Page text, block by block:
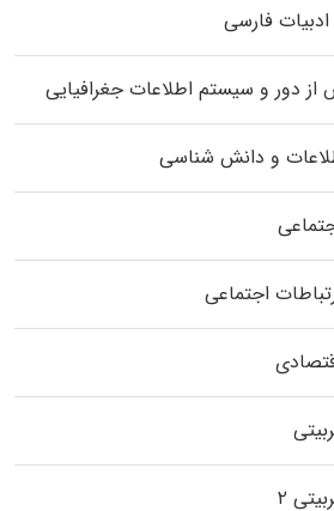
فارسی
دور و سیستم اطلاعات جغرافیایی
و دانش شناسی
اجتماعی
۲